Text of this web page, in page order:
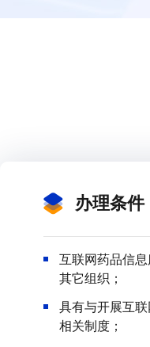
办理条件
互联网药品信
其它组织；
具有与开展互
相关制度；